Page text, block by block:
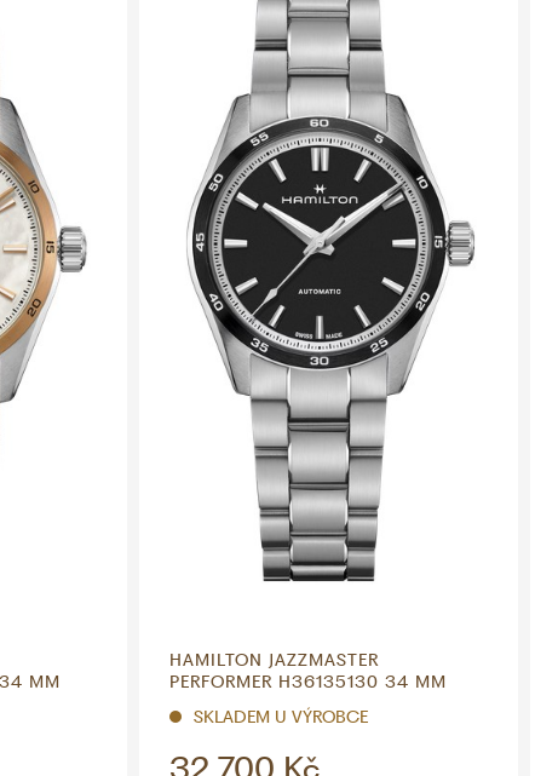
MM
HAMILTON JAZZMASTER
PERFORMER H36135130 34 MM
SKLADEM U VÝROBCE
32 700 Kč